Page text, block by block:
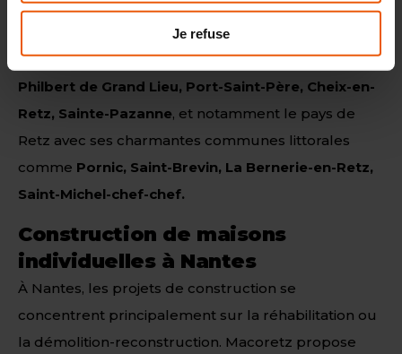
Je refuse
De ce fait, de nombreux primo-accédants et futurs
propriétaires se tournent vers des communes plus
éloignées du centre, comme,Bouaye, Saint
Philbert de Grand Lieu, Port-Saint-Père, Cheix-en-
Retz, Sainte-Pazanne, et notamment le pays de
Retz avec ses charmantes communes littorales
comme Pornic, Saint-Brevin, La Bernerie-en-Retz,
Saint-Michel-chef-chef.
Construction de maisons
individuelles à Nantes
À Nantes, les projets de construction se
concentrent principalement sur la réhabilitation ou
la démolition-reconstruction. Macoretz propose